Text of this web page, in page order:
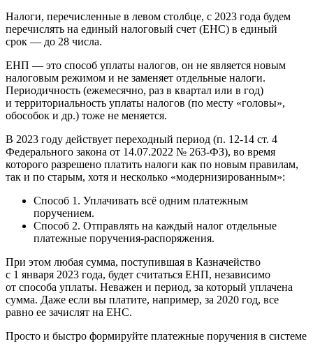
Налоги, перечисленные в левом столбце, с 2023 года будем
перечислять на единый налоговый счет (ЕНС) в единый
срок — до 28 числа.
ЕНП — это способ уплаты налогов, он не является новым
налоговым режимом и не заменяет отдельные налоги.
Периодичность (ежемесячно, раз в квартал или в год)
и территориальность уплаты налогов (по месту «головы»,
обособок и др.) тоже не меняется.
В 2023 году действует переходный период (п. 12-14 ст. 4
Федерального закона от 14.07.2022 № 263-ФЗ), во время
которого разрешено платить налоги как по новым правилам,
так и по старым, хотя и несколько «модернизированным»:
Способ 1. Уплачивать всё одним платежным
поручением.
Способ 2. Отправлять на каждый налог отдельные
платежные поручения-распоряжения.
При этом любая сумма, поступившая в Казначейство
с 1 января 2023 года, будет считаться ЕНП, независимо
от способа уплаты. Неважен и период, за который уплачена
сумма. Даже если вы платите, например, за 2020 год, все
равно ее зачислят на ЕНС.
Просто и быстро формируйте платежные поручения в системе